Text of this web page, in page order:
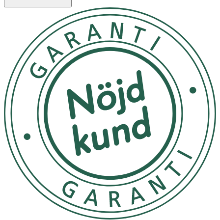
skydd för känslig hud, med intensiv återfuktning och
lugnande egenskaper. Berikad med vår mest kraftfulla
naturliga antioxidant, hjälper den till att motverka fria
radikaler orsakade av UV-stress med upp till 87% (in-
vitro). Formulan är lätt, icke-fet och lämna
1. Applicera en generös mängd före solexponering 2. Låt
torka helt och undvik direkt kontakt med textilier och
hårda ytor för att undvika fläckar 3. Återapplicera ofta,
speciellt efter badning, svettning och handdukstorkning
4. Vistas inte för länge i solen, även om du applicerat
solskydd För liten mängd reducerar skyddsnivån
betydligt. Vistas inte för länge i solen även vid
användning av solskydd. Överexponering av solen utgör
en allvarlig hälsorisk. Skydda spädbarn och små barn
från direkt solljus. Används skyddande kläder och
tillräckligt med solskyddsmedel för oskyddade områden.
Kan förvaras i rumstemperatur